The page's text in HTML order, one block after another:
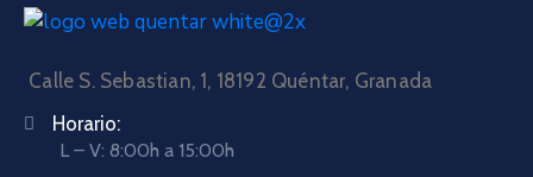
Calle S. Sebastian, 1, 18192 Quéntar, Granada
Horario:
L – V: 8:00h a 15:00h